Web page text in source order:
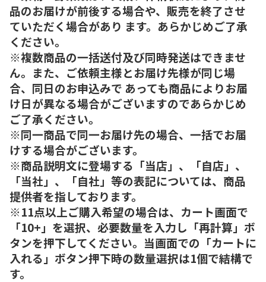
品のお届けが前後する場合や、販売を終了させ
ていただく場合があり ます。あらかじめご了承
ください。
※複数商品の一括送付及び同時発送はできませ
ん。また、ご依頼主様とお届け先様が同じ場
合、同日のお申込みで あっても商品によりお届
け日が異なる場合がございますのであらかじめ
ご了承ください。
※同一商品で同一お届け先の場合、一括でお届
けする場合がございます。
※商品説明文に登場する「当店」、「自店」、
「当社」、「自社」等の表記については、商品
提供者を指しております。
※11点以上ご購入希望の場合は、カート画面で
「10+」を選択、必要数量を入力し「再計算」ボ
タンを押下してください。当画面での「カートに
入れる」ボタン押下時の数量選択は1個で結構で
す。